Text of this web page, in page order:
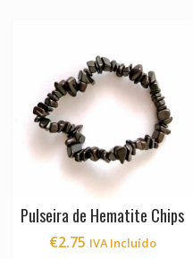
chosen
on
the
product
Pulseira de Hematite Chips
€2.75 IVA Incluído